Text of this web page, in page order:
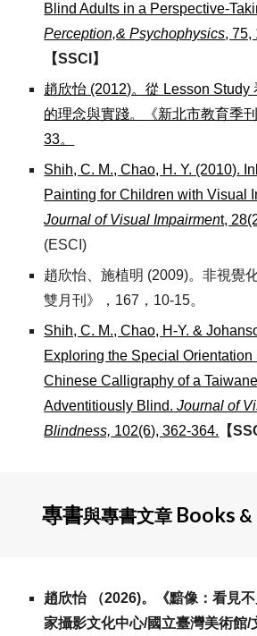
Blind Adults in a Perspective-
Perception,& Psychophysics, 75,
【SSCI】
趙欣怡 (2012)。從 Lesson Study
的理念與實踐。《新北市教育季
33。
Shih, C. M., Chao, H. Y. (2010).
Painting for Children with Visual
Journal of Visual Impairment,
(ESCI)
趙欣怡、施植明 (2009)。非視覺
雙月刊》，167，10-15。
Shih, C. M., Chao, H-Y. &
Exploring the Special Orientation
Chinese Calligraphy of a
Adventitiously Blind. Journal of
Blindness, 102(6), 362-364. 【
專書與專書文章 Books &
趙欣怡 （2026)。 《黯像：看見
家攝影文化中心/國立臺灣美術館/